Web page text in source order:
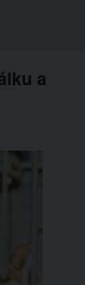
a